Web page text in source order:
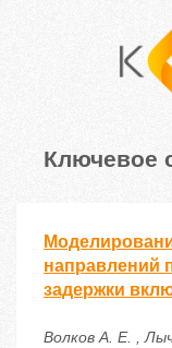
Ключевое
направлений
задержки
Волков А. Е. ,